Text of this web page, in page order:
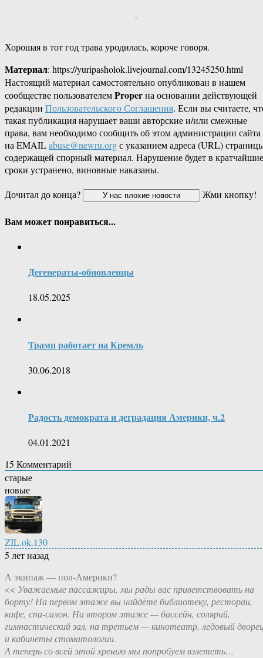
Хорошая в тот год трава уродилась, короче говоря.
Материал: https://yuripasholok.livejournal.com/13245250.html
Настоящий материал самостоятельно опубликован в нашем
сообществе пользователемProperна основании действующей
редакции Пользовательского Соглашения. Если вы считаете,
такая публикация нарушает ваши авторские и/или смежные
права, вам необходимо сообщить об этом администрации сайта
на EMAILabuse@newru.orgс указанием адреса (URL)
содержащей спорный материал. Нарушение будет в кратчайшие
сроки устранено, виновные наказаны.
Дочитал до конца?
Жми кнопку!
Вам может понравиться...
Дегенераты-обновленцы
18.05.2025
Трамп работает на Кремль
30.06.2018
Радость демократа и деградация Америки, ч.2
04.01.2021
15 Комментарий
старые
новые
ZIL.ok.130
5 лет назад
А экипаж — пол-Америки?
<< Уважаемые пассажиры, мы рады вас приветствовать на
борту! На первом этаже вы найдёте библиотеку, ресторан,
кафе, спа-салон. На втором этаже — бассейн, солярий,
гимнастический зал, на третьем — кинотеатр, ледовый
и кабинеты стоматологии.
А теперь со всей этой хренью мы попробуем взлететь…